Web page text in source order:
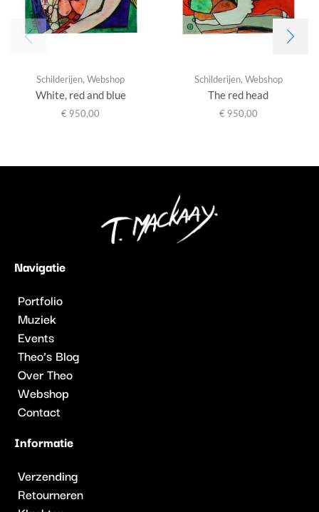
Schilderijen, Webshop
White, red and blue
€ 950,00
Schilderijen, Webshop
The red head
€ 950,00
Navigatie
Portfolio
Muziek
Events
Theo’s Blog
Over Theo
Webshop
Contact
Informatie
Verzending
Retourneren